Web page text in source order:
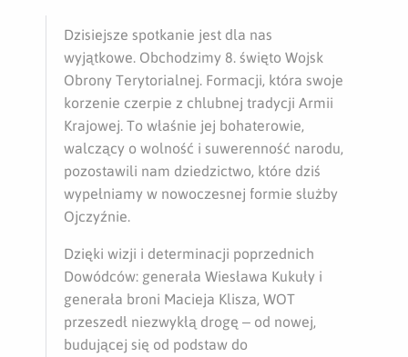
Dzisiejsze spotkanie jest dla nas
wyjątkowe. Obchodzimy 8. święto Wojsk
Obrony Terytorialnej. Formacji, która swoje
korzenie czerpie z chlubnej tradycji Armii
Krajowej. To właśnie jej bohaterowie,
walczący o wolność i suwerenność narodu,
pozostawili nam dziedzictwo, które dziś
wypełniamy w nowoczesnej formie służby
Ojczyźnie.
Dzięki wizji i determinacji poprzednich
Dowódców: generała Wiesława Kukuły i
generała broni Macieja Klisza, WOT
przeszedł niezwykłą drogę – od nowej,
budującej się od podstaw do